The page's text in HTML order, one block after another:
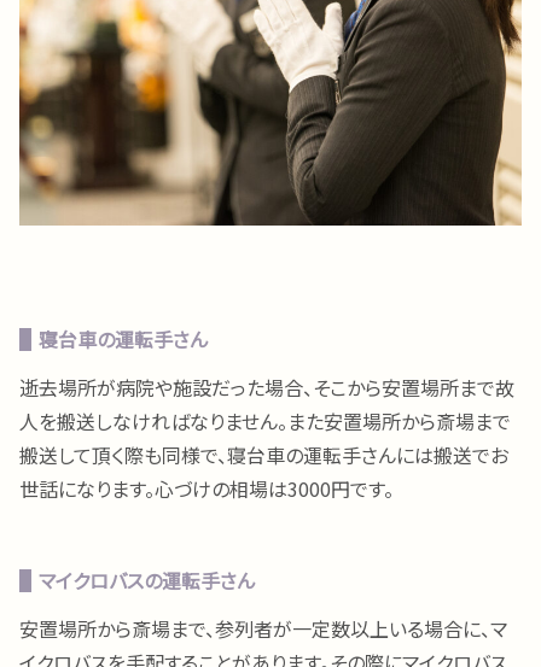
寝台車の運転手さん
逝去場所が病院や施設だった場合、そこから安置場所まで故
人を搬送しなければなりません。また安置場所から斎場まで
搬送して頂く際も同様で、寝台車の運転手さんには搬送でお
世話になります。心づけの相場は3000円です。
マイクロバスの運転手さん
安置場所から斎場まで、参列者が一定数以上いる場合に、マ